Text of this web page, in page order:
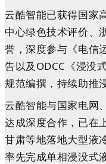
云酷智能已获得国家
中心绿色技术评价、
誉，深度参与《电信
告以及ODCC《浸没
规范编撰，持续助推
云酷智能与国家电网
达成深度合作，已在
甘肃等地落地大型液
率先完成单相浸没式